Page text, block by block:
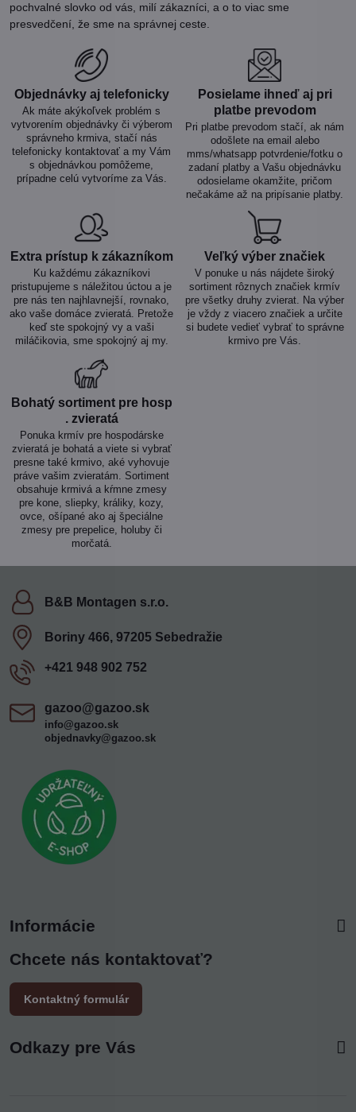
pochvalné slovko od vás, milí zákazníci, a o to viac sme
presvedčení, že sme na správnej ceste.
Objednávky aj telefonicky
Ak máte akýkoľvek problém s
vytvorením objednávky či výberom
správneho krmiva, stačí nás
telefonicky kontaktovať a my Vám
s objednávkou pomôžeme,
prípadne celú vytvoríme za Vás.
Posielame ihneď aj pri
platbe prevodom
Pri platbe prevodom stačí, ak nám
odošlete na email alebo
mms/whatsapp potvrdenie/fotku o
zadaní platby a Vašu objednávku
odosielame okamžite, pričom
nečakáme až na pripísanie platby.
Extra prístup k zákazníkom
Ku každému zákazníkovi
pristupujeme s náležitou úctou a je
pre nás ten najhlavnejší, rovnako,
ako vaše domáce zvieratá. Pretože
keď ste spokojný vy a vaši
miláčikovia, sme spokojný aj my.
Veľký výber značiek
V ponuke u nás nájdete široký
sortiment rôznych značiek krmív
pre všetky druhy zvierat. Na výber
je vždy z viacero značiek a určite
si budete vedieť vybrať to správne
krmivo pre Vás.
Bohatý sortiment pre hosp​
. zvieratá
Ponuka krmív pre hospodárske
zvieratá je bohatá a viete si vybrať
presne také krmivo, aké vyhovuje
práve vašim zvieratám. Sortiment
obsahuje krmivá a kŕmne zmesy
pre kone, sliepky, králiky, kozy,
ovce, ošípané ako aj špeciálne
zmesy pre prepelice, holuby či
morčatá.
B&B Montagen s​.r​.o​.
Boriny 466, 97205 Sebedražie
+421 948 902 752
gazoo​@gazoo​.sk
info@gazoo.sk
objednavky@gazoo.sk
Informácie
Chcete nás kontaktovať?
Kontaktný formulár
Odkazy pre Vás